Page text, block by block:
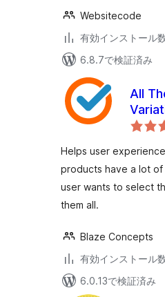
Websitecode
有効インストール
6.8.7で検証済み
All
Helps user
products have a lot
user wants to select
them all.
Blaze Concepts
有効インストール
6.0.13で検証済み